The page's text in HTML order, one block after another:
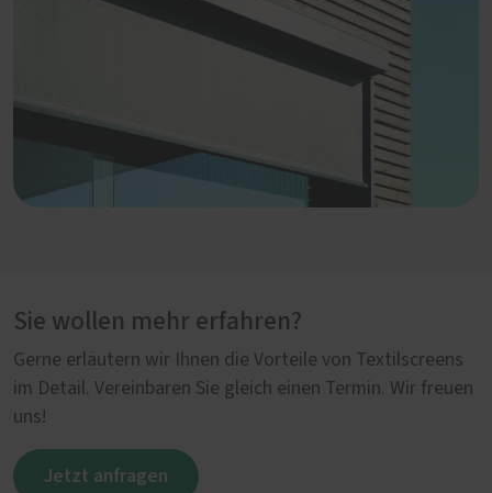
Sie wollen mehr erfahren?
Gerne erläutern wir Ihnen die Vorteile von Textilscreens
im Detail. Vereinbaren Sie gleich einen Termin. Wir freuen
uns!
Jetzt anfragen